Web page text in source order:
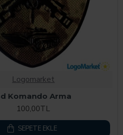
Logomarket
Komando Arma
100,00TL
SEPETE EKLE